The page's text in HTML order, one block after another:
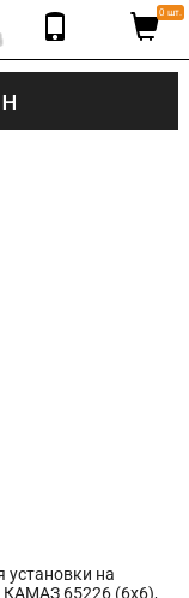
0 шт.
на
КАМАЗ 65226 (6х6),